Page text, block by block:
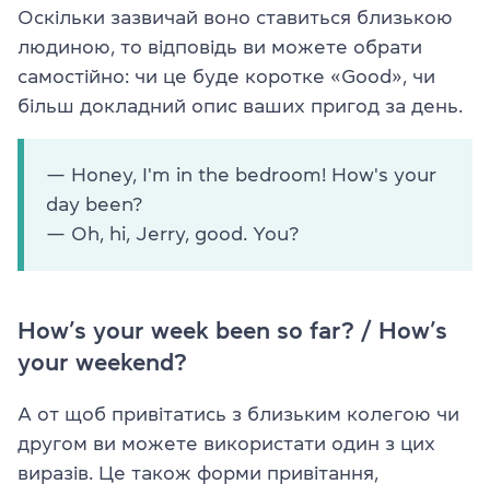
Оскільки зазвичай воно ставиться близькою
людиною, то відповідь ви можете обрати
самостійно: чи це буде коротке «Good», чи
більш докладний опис ваших пригод за день.
— Honey, I'm in the bedroom! How's your
day been?
— Oh, hi, Jerry, good. You?
How’s your week been so far? / How’s
your weekend?
А от щоб привітатись з близьким колегою чи
другом ви можете використати один з цих
виразів. Це також форми привітання,